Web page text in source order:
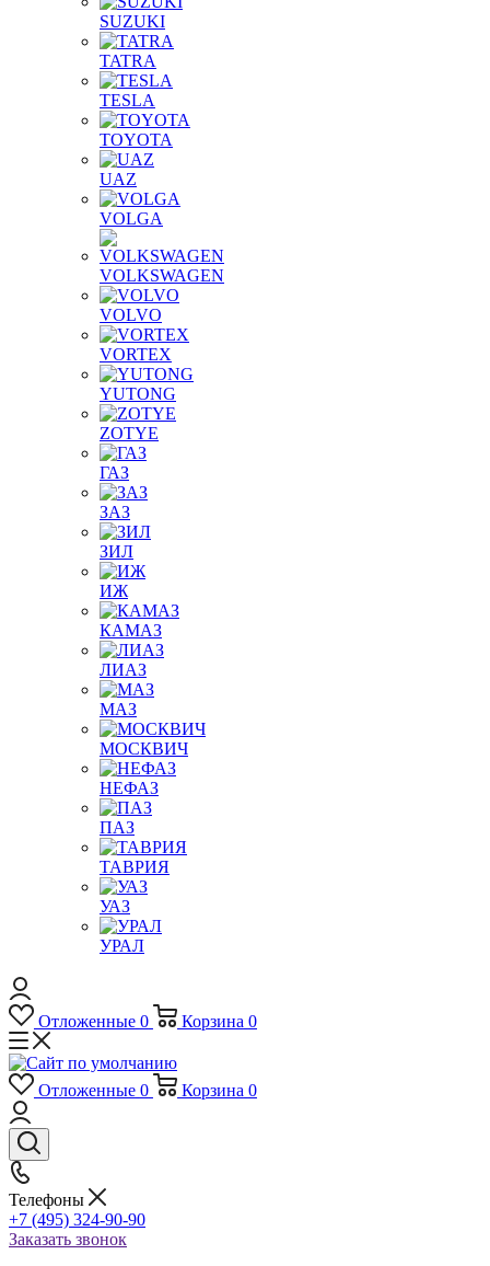
SUZUKI
TATRA
TESLA
TOYOTA
UAZ
VOLGA
VOLKSWAGEN
VOLVO
VORTEX
YUTONG
ZOTYE
ГАЗ
ЗАЗ
ЗИЛ
ИЖ
КАМАЗ
ЛИАЗ
МАЗ
МОСКВИЧ
НЕФАЗ
ПАЗ
ТАВРИЯ
УАЗ
УРАЛ
Отложенные 0 Корзина 0
Отложенные 0 Корзина 0
Телефоны
+7 (495) 324-90-90
Заказать звонок